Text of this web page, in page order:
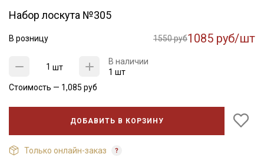
Набор лоскута №305
В розницу 1550 руб1085 руб/шт
шт
В наличии
1 шт
Стоимость — 1,085 руб
ДОБАВИТЬ В КОРЗИНУ
Только онлайн-заказ